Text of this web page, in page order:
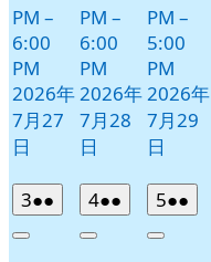
PM –
6:00
PM
2026年
7月27
日
PM –
6:00
PM
2026年
7月28
日
PM –
5:00
PM
2026年
7月29
日
32026
年
●●
件
Close
42026
年
●●
件
Close
52026
年
●●
件
Close